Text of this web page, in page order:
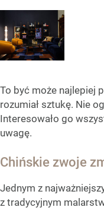
To być może najlepiej
rozumiał sztukę. Nie
Interesowało go
uwagę.
Chińskie zwoje
Jednym z
z tradycyjnym